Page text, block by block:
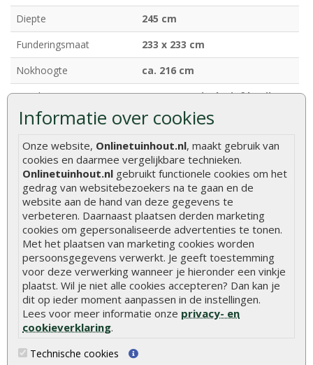
Informatie over cookies
Onze website, Onlinetuinhout.nl, maakt gebruik van
cookies en daarmee vergelijkbare technieken.
Onlinetuinhout.nl gebruikt functionele cookies om het
gedrag van websitebezoekers na te gaan en de
website aan de hand van deze gegevens te
verbeteren. Daarnaast plaatsen derden marketing
cookies om gepersonaliseerde advertenties te tonen.
Met het plaatsen van marketing cookies worden
persoonsgegevens verwerkt. Je geeft toestemming
voor deze verwerking wanneer je hieronder een vinkje
plaatst. Wil je niet alle cookies accepteren? Dan kan je
dit op ieder moment aanpassen in de instellingen.
Lees voor meer informatie onze privacy- en
cookieverklaring.
Technische cookies
Diepte
245 cm
Funderingsmaat
233 x 233 cm
Nokhoogte
ca. 216 cm
Deurhoogte
ca. 175 cm (inclusief kozijn)
Ramen
1 vast raam (enkel glas)
Dakafwerking
Puntdak
Model
Klassiek model
Bevestigingsmaterialen
Inclusief
Hout is een natuurlijk product met unieke
eigenschappen. Lees alles over de kenmerken en
natuurlijke variaties van hout.Meer informatie
Beoordelingen
Er zijn geen beoordelingen voor dit product.